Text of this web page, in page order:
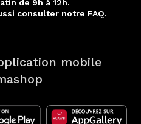
de 9h à 12h.
consulter notre FAQ.
mobile